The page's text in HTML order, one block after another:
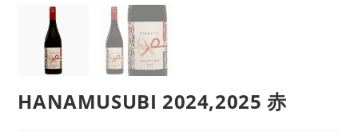
HANAMUSUBI 2024,2025 赤